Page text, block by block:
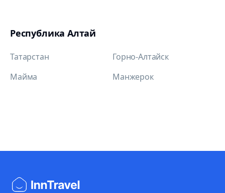
Республика Алтай
Татарстан
Горно-Алтайск
Майма
Манжерок